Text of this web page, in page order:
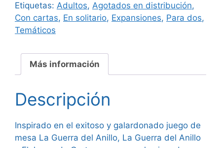
de
Cartas
-
Etiquetas: Adultos, Agotados en distribución,
Con cartas, En solitario, Expansiones, Para dos,
Temáticos
Más información
Descripción
Inspirado en el exitoso y galardonado juego de
mesa La Guerra del Anillo, La Guerra del Anillo